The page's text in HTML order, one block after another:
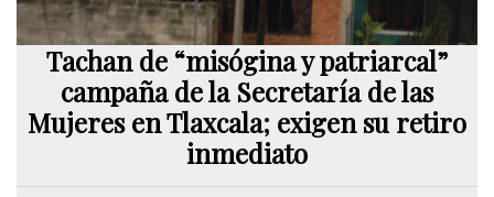
Tachan de “misógina y patriarcal”
campaña de la Secretaría de las
Mujeres en Tlaxcala; exigen su retiro
inmediato